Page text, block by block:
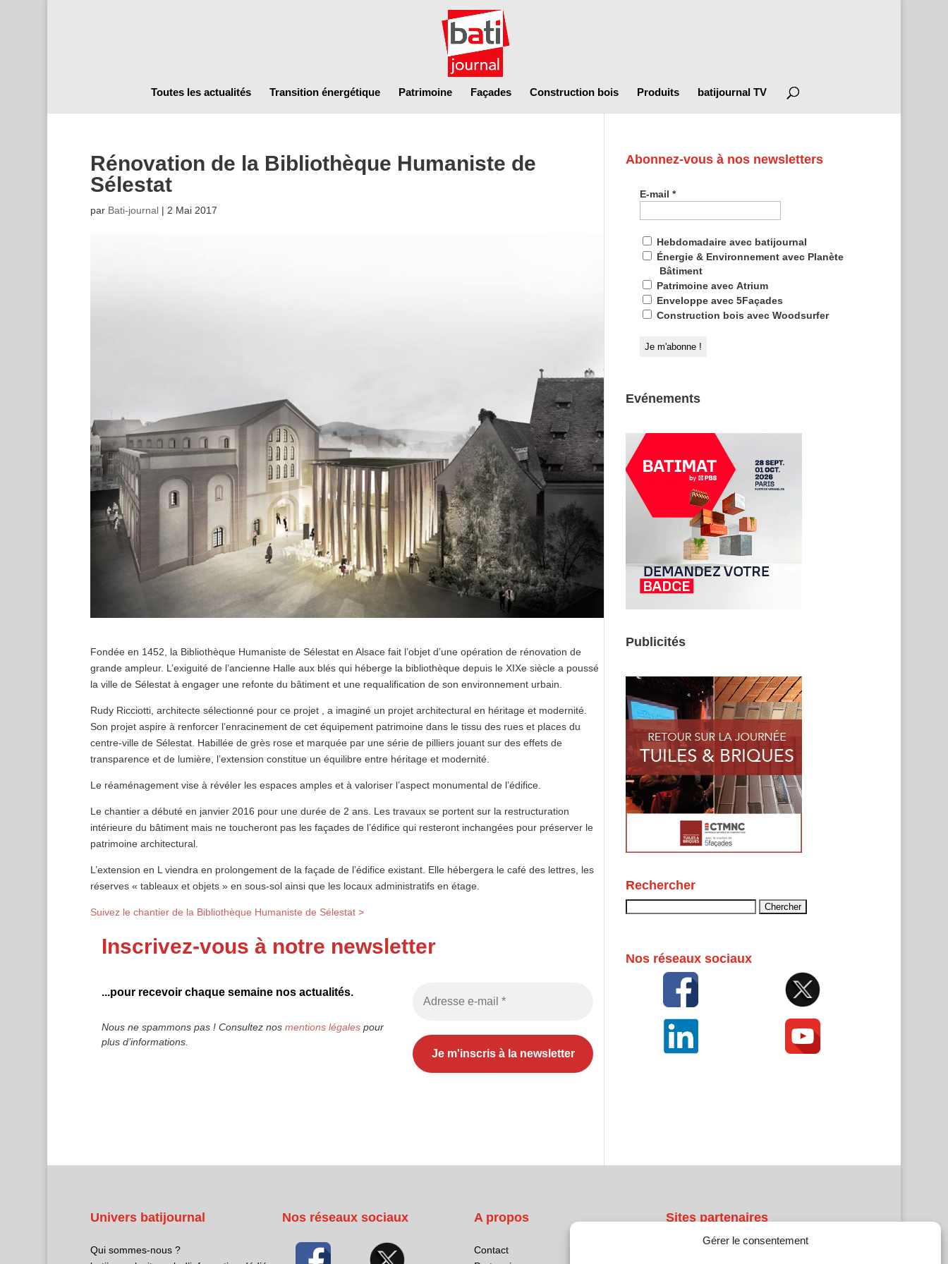
Gérer le consentement
Toutes les actualités Transition énergétique Patrimoine Façades Construction bois Produits batijournal TV
Rénovation de la Bibliothèque Humaniste de
Sélestat
par Bati-journal| 2 Mai 2017
Fondée en 1452, la Bibliothèque Humaniste de Sélestat en Alsace fait l’objet d’une opération de rénovation de
grande ampleur. L’exiguité de l’ancienne Halle aux blés qui héberge la bibliothèque depuis le XIXe siècle a poussé
la ville de Sélestat à engager une refonte du bâtiment et une requalification de son environnement urbain.
Rudy Ricciotti, architecte sélectionné pour ce projet , a imaginé un projet architectural en héritage et modernité.
Son projet aspire à renforcer l’enracinement de cet équipement patrimoine dans le tissu des rues et places du
centre-ville de Sélestat. Habillée de grès rose et marquée par une série de pilliers jouant sur des effets de
transparence et de lumière, l’extension constitue un équilibre entre héritage et modernité.
Le réaménagement vise à révéler les espaces amples et à valoriser l’aspect monumental de l’édifice.
Le chantier a débuté en janvier 2016 pour une durée de 2 ans. Les travaux se portent sur la restructuration
intérieure du bâtiment mais ne toucheront pas les façades de l’édifice qui resteront inchangées pour préserver le
patrimoine architectural.
L’extension en L viendra en prolongement de la façade de l’édifice existant. Elle hébergera le café des lettres, les
réserves « tableaux et objets » en sous-sol ainsi que les locaux administratifs en étage.
Suivez le chantier de la Bibliothèque Humaniste de Sélestat >
Inscrivez-vous à notre newsletter
...pour recevoir chaque semaine nos actualités.
Nous ne spammons pas ! Consultez nos mentions légalespour
plus d’informations.
Abonnez-vous à nos newsletters
E-mail*
Hebdomadaire avec batijournal
Énergie & Environnement avec Planète
Bâtiment
Patrimoine avec Atrium
Enveloppe avec 5Façades
Construction bois avec Woodsurfer
Evénements
Publicités
Rechercher
Nos réseaux sociaux
Univers batijournal
Qui sommes-nous ?
Nos réseaux sociaux A propos
Contact
Sites partenaires